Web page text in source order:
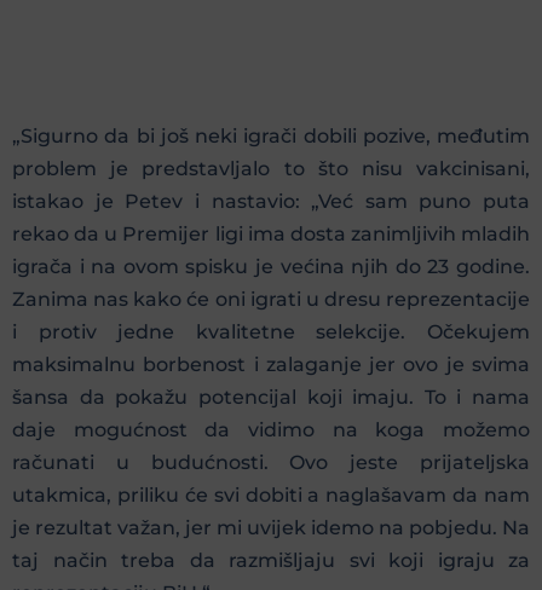
„Sigurno da bi još neki igrači dobili pozive, međutim
problem je predstavljalo to što nisu vakcinisani,
istakao je Petev i nastavio: „Već sam puno puta
rekao da u Premijer ligi ima dosta zanimljivih mladih
igrača i na ovom spisku je većina njih do 23 godine.
Zanima nas kako će oni igrati u dresu reprezentacije
i protiv jedne kvalitetne selekcije. Očekujem
maksimalnu borbenost i zalaganje jer ovo je svima
šansa da pokažu potencijal koji imaju. To i nama
daje mogućnost da vidimo na koga možemo
računati u budućnosti. Ovo jeste prijateljska
utakmica, priliku će svi dobiti a naglašavam da nam
je rezultat važan, jer mi uvijek idemo na pobjedu. Na
taj način treba da razmišljaju svi koji igraju za